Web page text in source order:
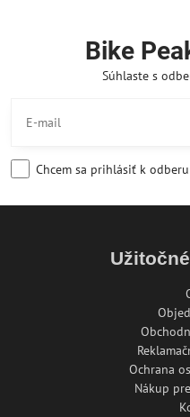
Bike
Súhlaste s
Chcem sa prihlásiť k
Ochrana
Nákup